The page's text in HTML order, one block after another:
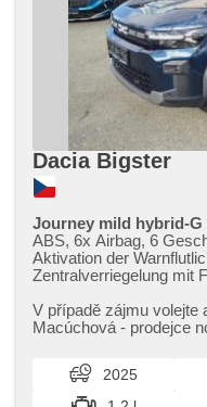
Dacia Bigster
Journey mild hybrid-G
ABS, 6x Airbag, 6
Aktivation der
Zentralverriegelung mit
Rücksitzbank, El.
einstellbare Sitze, El.
Wegfahrsperre,
Multifunktionslenkrad,
erfüllt 'EURO VI',
V případě zájmu volejte
Macúchová ​- prodejce
2025